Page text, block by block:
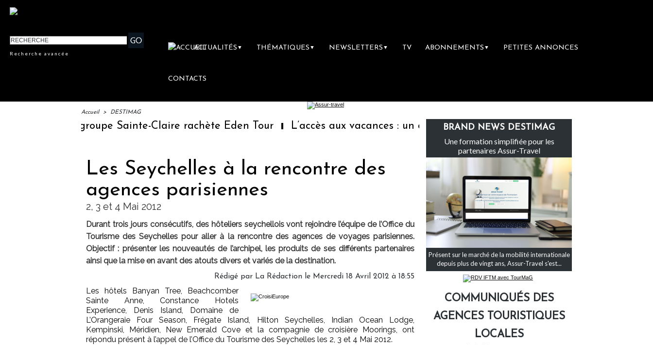
Recherche avancée
ACTUALITÉS ▼ THÉMATIQUES ▼ NEWSLETTERS ▼ TV ABONNEMENTS ▼ PETITES ANNONCES
CONTACTS
Accueil > DESTIMAG
Le groupe Sainte-Claire rachète Eden Tour L’accès aux vacances : un droit inachevé totalement abandonné par les
Les Seychelles à la rencontre des
agences parisiennes
2, 3 et 4 Mai 2012
Durant trois jours consécutifs, des hôteliers seychellois vont rejoindre l’équipe de l’Office du
Tourisme des Seychelles pour aller à la rencontre des agences de voyages parisiennes.
Objectif : présenter les nouveautés de l’archipel, les produits de ses différents partenaires
ainsi que la mise en avant des atouts divers et variés de la destination.
Rédigé par La Rédaction le Mercredi 18 Avril 2012 à 18:55
Les hôtels Banyan Tree, Beachcomber
Sainte Anne, Constance Hotels
Experience, Denis Island, Domaine de
L’Orangeraie Four Season, Frégate Island, Hilton Seychelles, Indian Ocean Lodge,
Kempinski, Méridien, New Emerald Cove et la compagnie de croisière Moorings, ont
répondu présent à l’appel de l’Office du Tourisme des Seychelles les 2, 3 et 4 Mai 2012.
BRAND NEWS DESTIMAG
Une formation simplifiée pour les
partenaires Assur-Travel
Présent sur le marché de la mobilité internationale
depuis plus de vingt ans, Assur-Travel s'est...
COMMUNIQUÉS DES
AGENCES TOURISTIQUES
LOCALES